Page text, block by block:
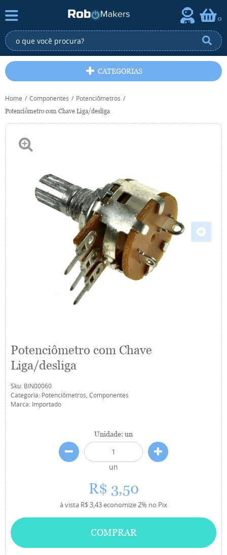
0
CATEGORIAS
Home Componentes Potenciômetros
Potenciômetro com Chave Liga/desliga
Potenciômetro com Chave
Liga/desliga
Sku: BIN00060
Categoria: Potenciômetros, Componentes
Marca: Importado
Unidade: un
un
R$ 3,50
à vista R$ 3,43economize2% no Pix
COMPRAR